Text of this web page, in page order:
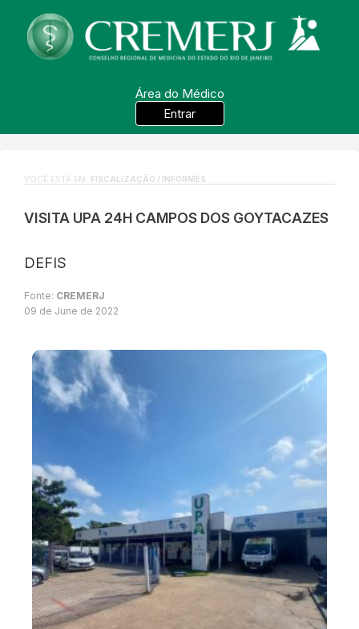
Área do Médico
Entrar
VOCÊ ESTÁ EM: FISCALIZAÇÃO / INFORMES
VISITA UPA 24H CAMPOS DOS GOYTACAZES
DEFIS
Fonte: CREMERJ
09 de June de 2022